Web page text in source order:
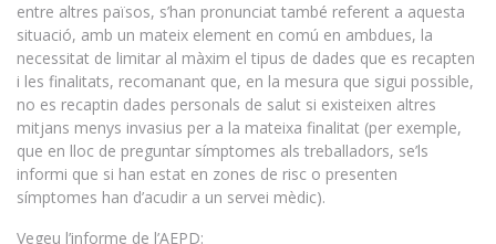
entre altres països, s’han pronunciat també referent a aquesta
situació, amb un mateix element en comú en ambdues, la
necessitat de limitar al màxim el tipus de dades que es recapten
i les finalitats, recomanant que, en la mesura que sigui possible,
no es recaptin dades personals de salut si existeixen altres
mitjans menys invasius per a la mateixa finalitat (per exemple,
que en lloc de preguntar símptomes als treballadors, se’ls
informi que si han estat en zones de risc o presenten
símptomes han d’acudir a un servei mèdic).
Vegeu l’informe de l’AEPD: